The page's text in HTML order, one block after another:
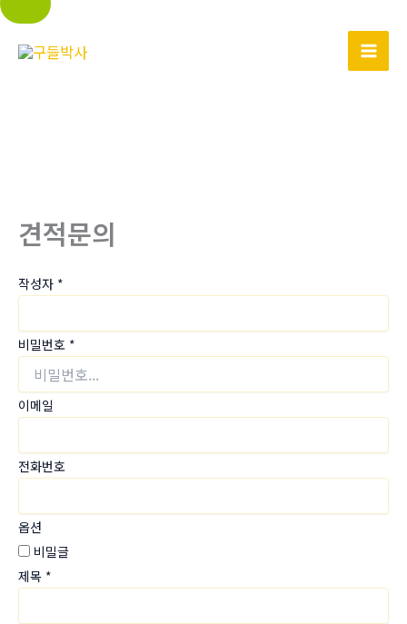
견적문의
작성자 *
비밀번호 *
이메일
전화번호
옵션
비밀글
제목 *